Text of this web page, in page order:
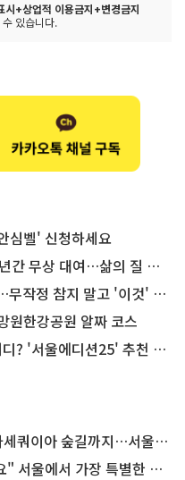
시+상업적 이용금지+변경금지
있습니다.
심벨' 신청하세요
상 대여…삶의 질 높인다
참지 말고 '이것' 해보세요!
원한강공원 알짜 코스
'서울에디션25' 추천 코스
숲길까지…서울둘레길 15코스
가장 특별한 편의점의 정체